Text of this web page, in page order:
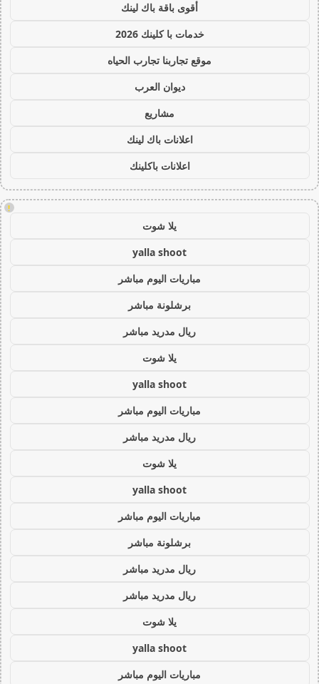
أقوى باقة باك لينك
خدمات با كلينك 2026
موقع تجاربنا تجارب الحياه
ديوان العرب
مشاريع
اعلانات باك لينك
اعلانات باكلينك
!
يلا شوت
yalla shoot
مباريات اليوم مباشر
برشلونة مباشر
ريال مدريد مباشر
يلا شوت
yalla shoot
مباريات اليوم مباشر
ريال مدريد مباشر
يلا شوت
yalla shoot
مباريات اليوم مباشر
برشلونة مباشر
ريال مدريد مباشر
ريال مدريد مباشر
يلا شوت
yalla shoot
مباريات اليوم مباشر